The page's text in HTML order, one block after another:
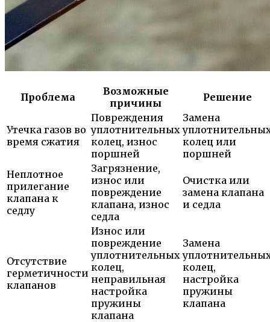
Проблема
Возможные
причины
Решение
Утечка газов во
время сжатия
Повреждения
уплотнительных
колец, износ
поршней
Замена
колец или
поршней
Неплотное
прилегание
клапана к
седлу
Загрязнение,
износ или
повреждение
клапана, износ
седла
Очистка или
замена клапана
и седла
Отсутствие
герметичности
клапанов
Износ или
повреждение
уплотнительных
колец,
неправильная
настройка
пружины
клапана
Замена
колец,
настройка
пружины
клапана